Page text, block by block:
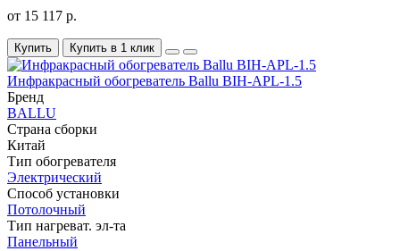
от 15 117 р.
Купить Купить в 1 клик
Инфракрасный обогреватель Ballu BIH-APL-1.5
Бренд
BALLU
Страна сборки
Китай
Тип обогревателя
Электрический
Способ установки
Потолочный
Тип нагреват. эл-та
Панельный